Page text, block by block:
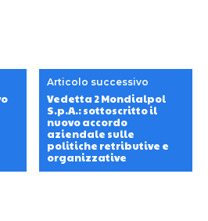
Articolo successivo
Vedetta 2 Mondialpol
S.p.A.: sottoscritto il
nuovo accordo
aziendale sulle
politiche retributive e
organizzative